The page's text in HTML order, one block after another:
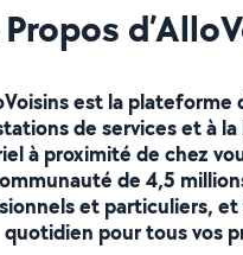
est la plateforme
de services et à
à proximité de chez
de 4,5
et particuliers,
quotidien pour tous vos